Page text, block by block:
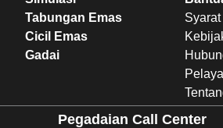
Tabungan Emas
Cicil Emas
Gadai
Pegadaian Call Center